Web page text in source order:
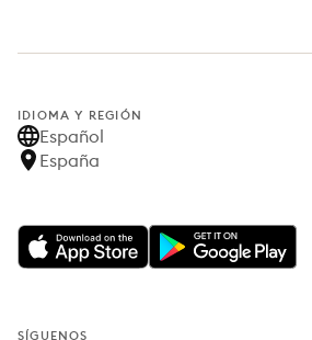
IDIOMA Y REGIÓN
Español
España
SÍGUENOS